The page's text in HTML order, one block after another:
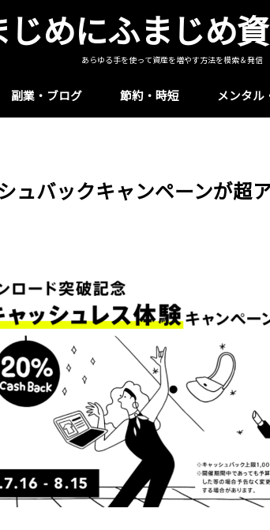
じめにふまじめ
あらゆる手を使って資産を増やす方法を模索＆発信
副業・ブログ 節約・時短 メンタル
ュバックキャンペーンが超